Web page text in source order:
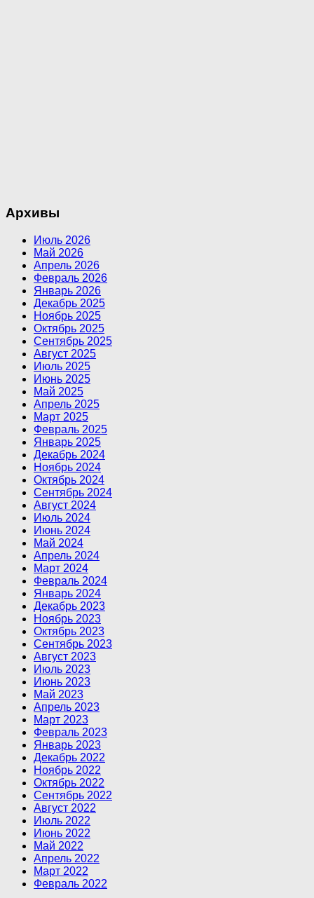
Архивы
Июль 2026
Май 2026
Апрель 2026
Февраль 2026
Январь 2026
Декабрь 2025
Ноябрь 2025
Октябрь 2025
Сентябрь 2025
Август 2025
Июль 2025
Июнь 2025
Май 2025
Апрель 2025
Март 2025
Февраль 2025
Январь 2025
Декабрь 2024
Ноябрь 2024
Октябрь 2024
Сентябрь 2024
Август 2024
Июль 2024
Июнь 2024
Май 2024
Апрель 2024
Март 2024
Февраль 2024
Январь 2024
Декабрь 2023
Ноябрь 2023
Октябрь 2023
Сентябрь 2023
Август 2023
Июль 2023
Июнь 2023
Май 2023
Апрель 2023
Март 2023
Февраль 2023
Январь 2023
Декабрь 2022
Ноябрь 2022
Октябрь 2022
Сентябрь 2022
Август 2022
Июль 2022
Июнь 2022
Май 2022
Апрель 2022
Март 2022
Февраль 2022